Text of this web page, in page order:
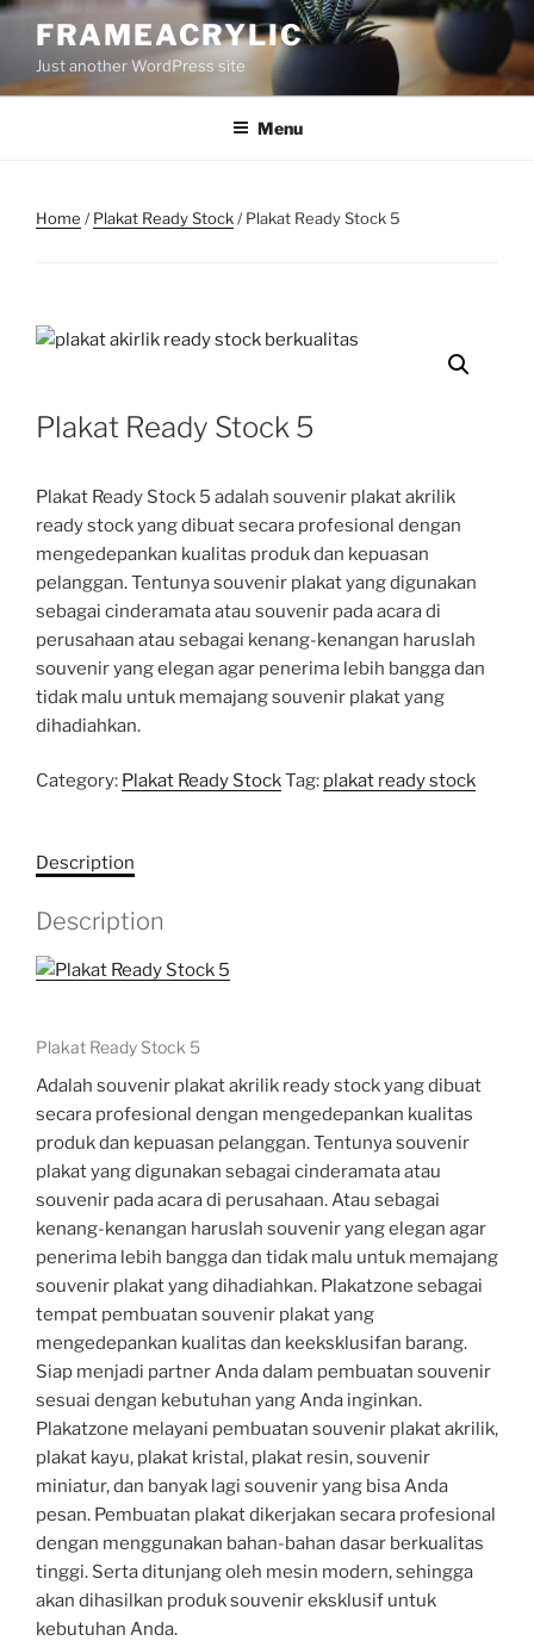
Skip
content
FRAMEACRYLIC
Just another WordPress site
Menu
Home /Plakat Ready Stock/ Plakat Ready Stock 5
Plakat Ready Stock 5
Plakat Ready Stock 5 adalah souvenir plakat akrilik
ready stock yang dibuat secara profesional dengan
mengedepankan kualitas produk dan kepuasan
pelanggan. Tentunya souvenir plakat yang digunakan
sebagai cinderamata atau souvenir pada acara di
perusahaan atau sebagai kenang-kenangan haruslah
souvenir yang elegan agar penerima lebih bangga dan
tidak malu untuk memajang souvenir plakat yang
dihadiahkan.
Category: Plakat Ready StockTag: plakat ready stock
Description
Description
Plakat Ready Stock 5
Adalah souvenir plakat akrilik ready stock yang dibuat
secara profesional dengan mengedepankan kualitas
produk dan kepuasan pelanggan. Tentunya souvenir
plakat yang digunakan sebagai cinderamata atau
souvenir pada acara di perusahaan. Atau sebagai
kenang-kenangan haruslah souvenir yang elegan agar
penerima lebih bangga dan tidak malu untuk memajang
souvenir plakat yang dihadiahkan. Plakatzone sebagai
tempat pembuatan souvenir plakat yang
mengedepankan kualitas dan keeksklusifan barang.
Siap menjadi partner Anda dalam pembuatan souvenir
sesuai dengan kebutuhan yang Anda inginkan.
Plakatzone melayani pembuatan souvenir plakat akrilik,
plakat kayu, plakat kristal, plakat resin, souvenir
miniatur, dan banyak lagi souvenir yang bisa Anda
pesan. Pembuatan plakat dikerjakan secara profesional
dengan menggunakan bahan-bahan dasar berkualitas
tinggi. Serta ditunjang oleh mesin modern, sehingga
akan dihasilkan produk souvenir eksklusif untuk
kebutuhan Anda.